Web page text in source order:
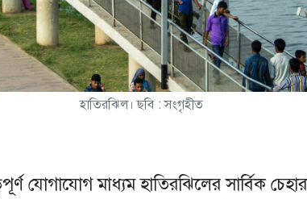
হাতিরঝিল। ছবি : সংগৃহীত
যোগাযোগ মাধ্যম হাতিরঝিলের সার্বিক